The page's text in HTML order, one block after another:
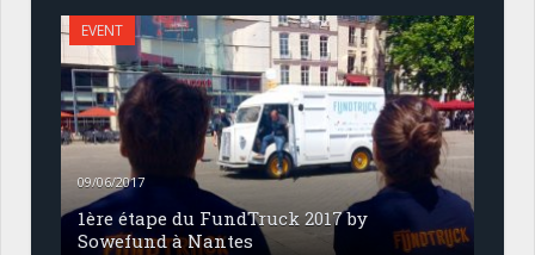
EVENT
09/06/2017
1ère étape du FundTruck 2017 by
Sowefund à Nantes